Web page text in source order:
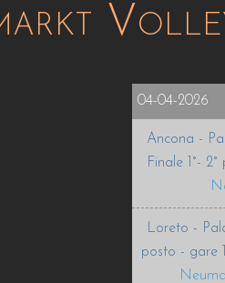
04-04-2026
Ancona -
Finale 1°-
Loreto -
posto - gare